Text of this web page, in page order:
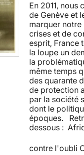
En 2011,
de Genève et
marquer
crises et de
esprit, France
la loupe un
la
même temps
des quarante
de protection
par la société
dont le
époques.
dessous :
contre l'oubli